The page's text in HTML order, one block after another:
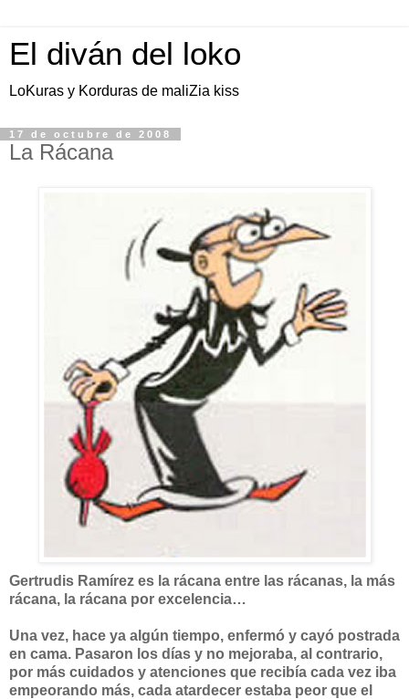
El diván del loko
LoKuras y Korduras de maliZia kiss
17 de octubre de 2008
La Rácana
Gertrudis Ramírez es la rácana entre las rácanas, la más
rácana, la rácana por excelencia…
Una vez, hace ya algún tiempo, enfermó y cayó postrada
en cama. Pasaron los días y no mejoraba, al contrario,
por más cuidados y atenciones que recibía cada vez iba
empeorando más, cada atardecer estaba peor que el